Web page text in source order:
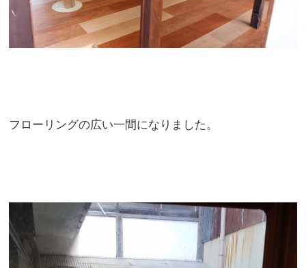
フローリングの広い一間になりました。